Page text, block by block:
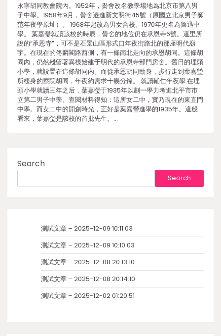
永寧胡同教會院內。1952年，黌舍改名教學場地為北京市第八男
子中學。1958年9月，黌舍遷進新文明街45號（原國立北京男子師
范年夜學原址）。 1968年起改為男女合校。1970年更名為魯迅中
學。 葉嘉瑩就讀該校的時辰，黌舍的地位仍在承恩寺6號。這里所
說的“承恩寺”，可不是石景山區形式口年夜街路北的那座明代廟
宇。在現在的佟麟閣路西側，有一條南北走向的承恩胡同。這條胡
同內，仍然殘留著異樣始建于明代的承恩寺部門房舍。舊日的埋頭
小學，就設置在這條胡同內。而從承恩胡同動身，步行走到葉嘉瑩
所棲身的察院胡同，年夜約需求十幾分鐘。 就讀輔仁年夜學 在埋
頭小學就讀三年之后，葉嘉瑩于1935年以劃一學力考進北平市市
立第二男子中學。查閱材料得知：這所女二中，實乃現在的東直門
中學。而女二中的開創時光，正好是葉嘉瑩進學的1935年。這般
看來，葉嘉瑩是該校的首批先生。…
Search
Search
測試文章 – 2025-12-09 10:11:03
測試文章 – 2025-12-09 10:10:03
測試文章 – 2025-12-08 20:13:10
測試文章 – 2025-12-08 20:14:10
測試文章 – 2025-12-02 01:20:51